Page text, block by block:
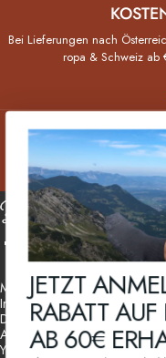
Bei Lieferungen nach
ropa & Schweiz ab
Bolter Sockenmanufaktur
Facebook
Instagram
YouTube
Mein Konto
Impressum
Datenschutzerklärung
AGB
Your Privacy Choices
JETZT
RABATT AUF
AB 60€